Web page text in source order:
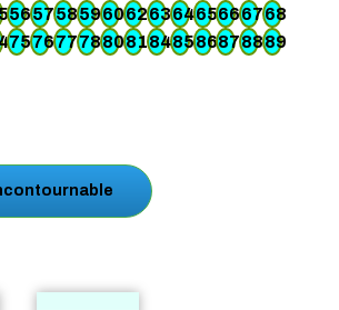
565758596062636465666768
757677788081848586878889